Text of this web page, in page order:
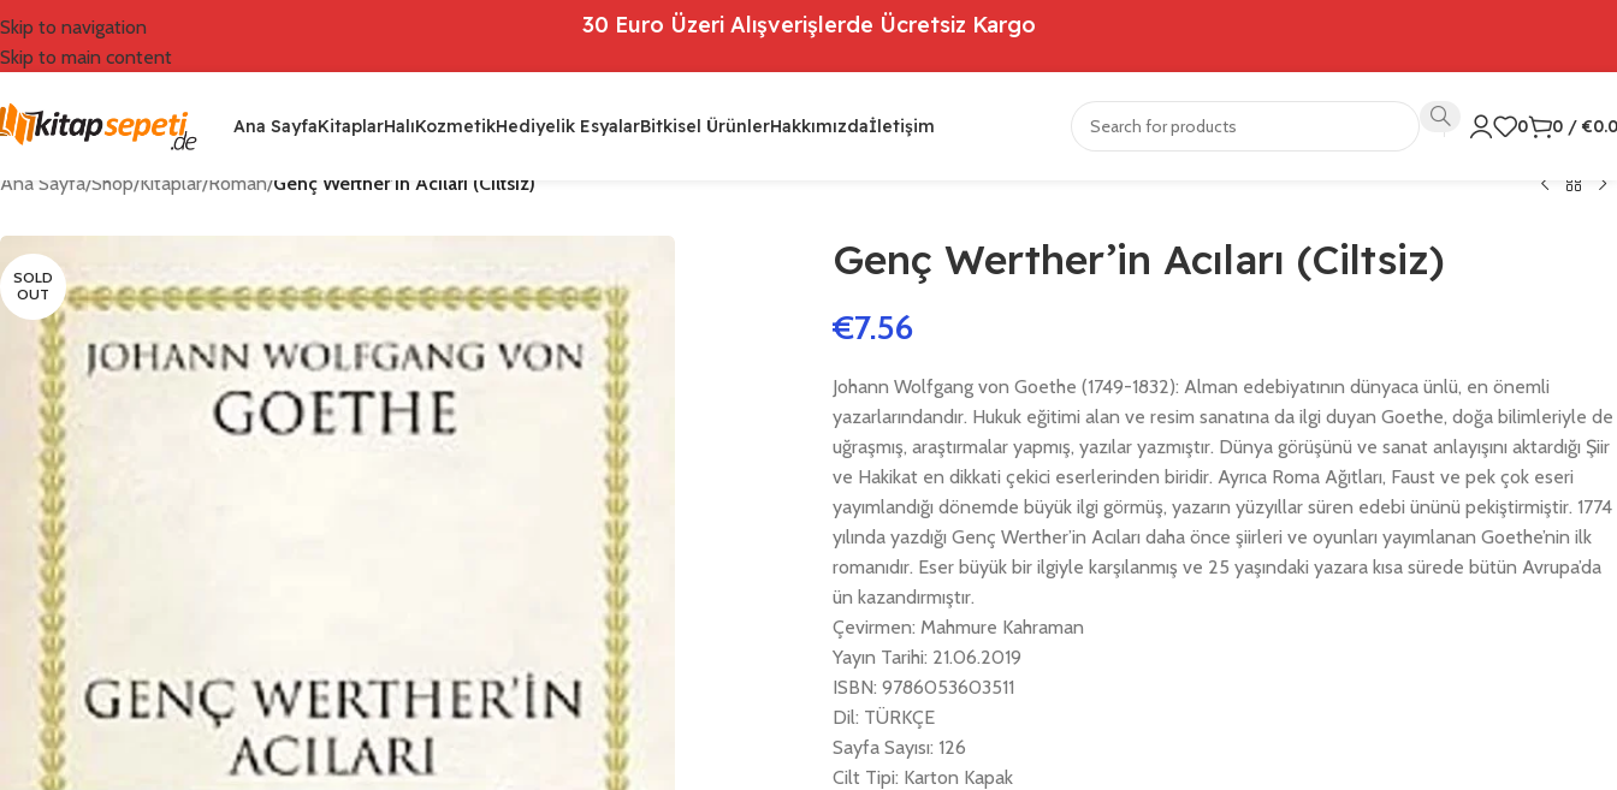
Skip to navigation
Skip to main content
30 Euro Üzeri Alışverişlerde Ücretsiz Kargo
Ana SayfaKitaplarHalıKozmetikHediyelik EsyalarBitkisel ÜrünlerHakkımızdaİletişim 0 0 / €
Ana Sayfa/Shop/Kitaplar/Roman/Genç Werther’in Acıları (Ciltsiz)
SOLD
OUT
Genç Werther’in Acıları (Ciltsiz)
€7.56
Johann Wolfgang von Goethe (1749-1832): Alman edebiyatının dünyaca ünlü, en önemli
yazarlarındandır. Hukuk eğitimi alan ve resim sanatına da ilgi duyan Goethe, doğa bilimleriyle de
uğraşmış, araştırmalar yapmış, yazılar yazmıştır. Dünya görüşünü ve sanat anlayışını aktardığı Şiir
ve Hakikat en dikkati çekici eserlerinden biridir. Ayrıca Roma Ağıtları, Faust ve pek çok eseri
yayımlandığı dönemde büyük ilgi görmüş, yazarın yüzyıllar süren edebi ününü pekiştirmiştir. 1774
yılında yazdığı Genç Werther’in Acıları daha önce şiirleri ve oyunları yayımlanan Goethe’nin ilk
romanıdır. Eser büyük bir ilgiyle karşılanmış ve 25 yaşındaki yazara kısa sürede bütün Avrupa’da
ün kazandırmıştır.
Çevirmen: Mahmure Kahraman
Yayın Tarihi: 21.06.2019
ISBN: 9786053603511
Dil: TÜRKÇE
Sayfa Sayısı: 126
Cilt Tipi: Karton Kapak